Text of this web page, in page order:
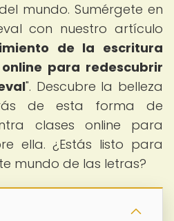
mundo. Sumérgete en
con nuestro artículo
de la escritura
para redescubrir
". Descubre la belleza
de esta forma de
clases online para
ella. ¿Estás listo para
mundo de las letras?